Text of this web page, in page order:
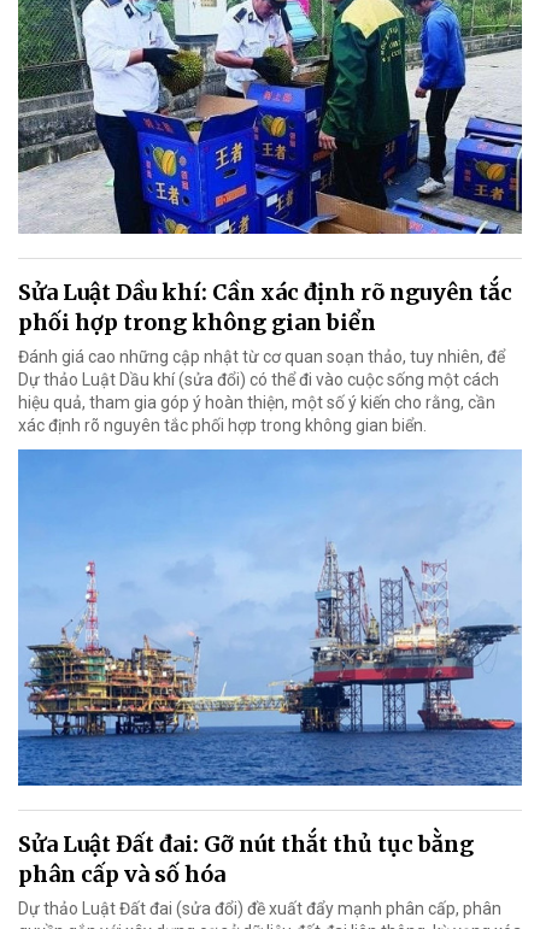
Sửa Luật Dầu khí: Cần xác định rõ nguyên tắc
phối hợp trong không gian biển
Đánh giá cao những cập nhật từ cơ quan soạn thảo, tuy nhiên, để
Dự thảo Luật Dầu khí (sửa đổi) có thể đi vào cuộc sống một cách
hiệu quả, tham gia góp ý hoàn thiện, một số ý kiến cho rằng, cần
xác định rõ nguyên tắc phối hợp trong không gian biển.
Sửa Luật Đất đai: Gỡ nút thắt thủ tục bằng
phân cấp và số hóa
Dự thảo Luật Đất đai (sửa đổi) đề xuất đẩy mạnh phân cấp, phân